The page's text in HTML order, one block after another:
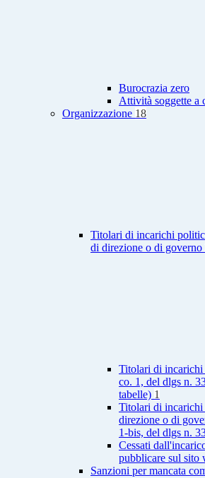
Burocrazia zero
Attività soggette a
Organizzazione 18
Titolari di incarichi
di direzione o di governo
Titolari di
co. 1, del dlgs n.
tabelle) 1
Titolari di incarichi
direzione o di
1-bis, del dlgs n.
Cessati
pubblicare sul sito
Sanzioni per mancata